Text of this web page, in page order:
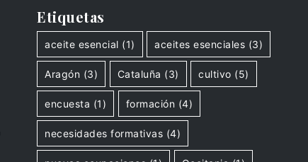
Etiquetas
aceite esencial (1) aceites esenciales (3)
Aragón (3) Cataluña (3) cultivo (5)
encuesta (1) formación (4)
necesidades formativas (4)